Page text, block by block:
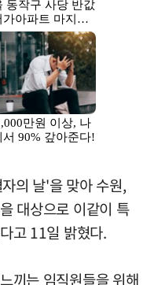
의 날'을 맞아 수원,
대상으로 이같이 특
고 11일 밝혔다.
끼는 임직원들을 위해